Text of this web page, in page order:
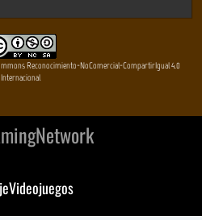
Reconocimiento-NoComercial-CompartirIgual 4.0
Internacional